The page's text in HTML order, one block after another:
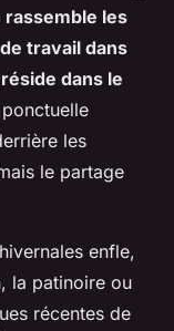
les
travail dans
dans le
les
le partage
enfle,
la patinoire ou
récentes de